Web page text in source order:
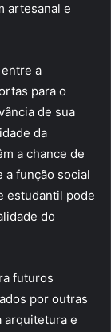
artesanal e
a
para o
de sua
da
a chance de
função social
estudantil pode
do
futuros
por outras
arquitetura e